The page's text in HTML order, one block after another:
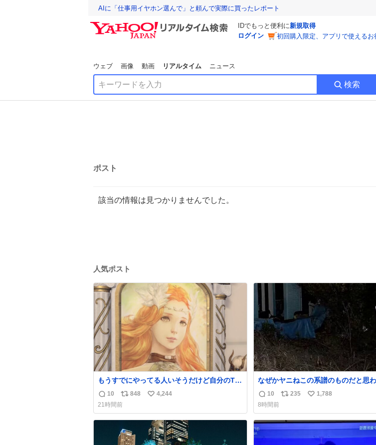
AIに「仕事用イヤホン選んで」と頼んで実際に買ったレポート
IDでもっと便利に新規取得
ログイン
初回購入限定、アプリで使えるお
ウェブ 画像 動画 リアルタイム ニュース
検索
ポスト
該当の情報は見つかりませんでした。
人気ポスト
もうすでにやってる人いそうだけど自分のTL
で見かけてない
返
信
数
10
リ
ポ
ス
ト
数
848
い
ね
数
4,244
21時間前
なぜかヤニねこの系譜のものだと思
るおかゆん #生おかゆ
返
信
数
10
リ
ス
ト
数
235
い
ね
数
1,788
8時間前